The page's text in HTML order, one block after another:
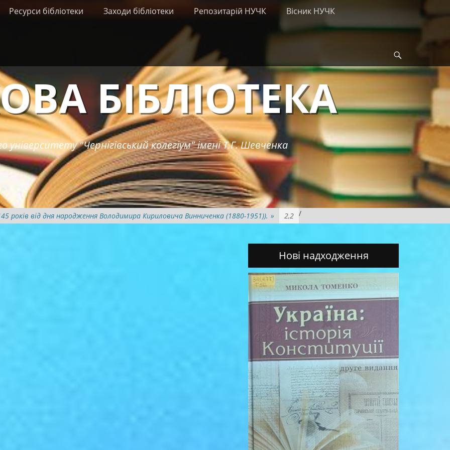
Ресурси бібліотеки Заходи бібліотеки Репозитарій НУЧК
Вісник НУЧК
БІБЛІОТЕКА
університету "Чернігівський колегіум" імені Т.Г. Шевченка
/
років від дня народження Володимира Кириловича Винниченка (1880-1951)). » 2,2
Нові надходження